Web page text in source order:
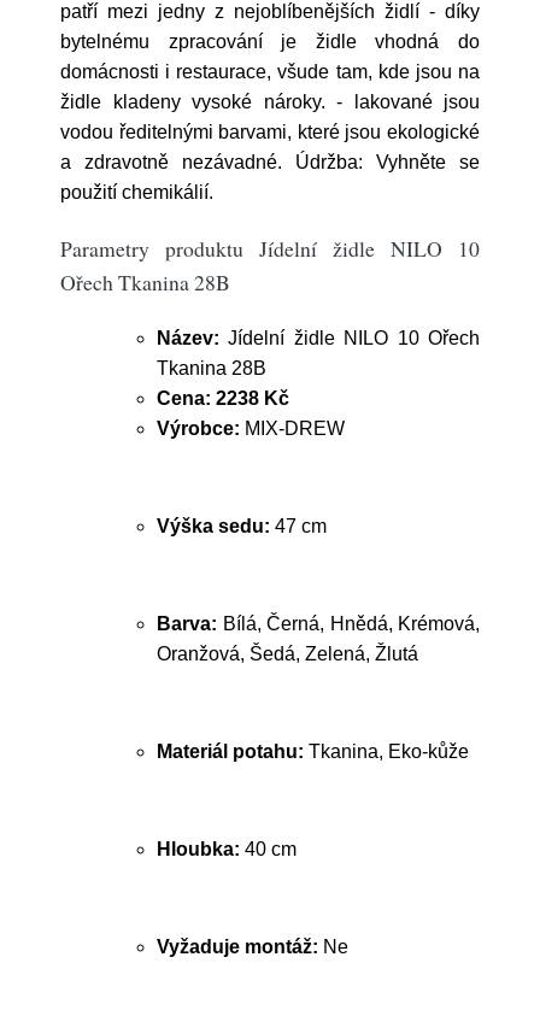
patří mezi jedny z nejoblíbenějších židlí - díky
bytelnému zpracování je židle vhodná do
domácnosti i restaurace, všude tam, kde jsou na
židle kladeny vysoké nároky. - lakované jsou
vodou ředitelnými barvami, které jsou ekologické
a zdravotně nezávadné. Údržba: Vyhněte se
použití chemikálií.
Parametry produktu Jídelní židle NILO 10
Ořech Tkanina 28B
Název: Jídelní židle NILO 10 Ořech
Tkanina 28B
Cena: 2238 Kč
Výrobce: MIX-DREW
Výška sedu: 47 cm
Barva: Bílá, Černá, Hnědá, Krémová,
Oranžová, Šedá, Zelená, Žlutá
Materiál potahu: Tkanina, Eko-kůže
Hloubka: 40 cm
Vyžaduje montáž: Ne